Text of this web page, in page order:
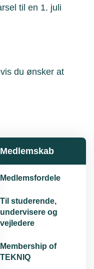
til en 1. juli
du ønsker at
Medlemskab
Medlemsfordele
Til studerende,
undervisere og
vejledere
Membership of
TEKNIQ